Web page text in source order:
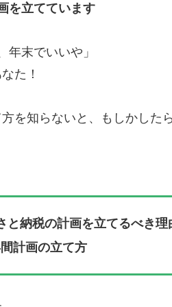
を立てています
年末でいいや」
た！
を知らないと、もしかした
と納税の計画を立てるべき理
計画の立て方